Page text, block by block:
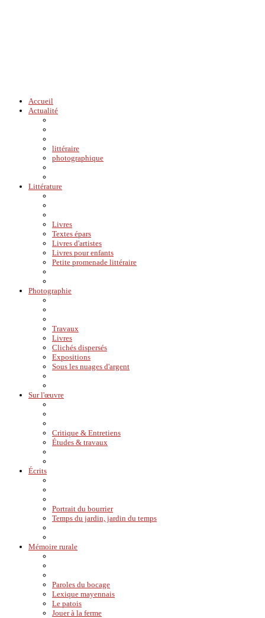
Accueil
Actualité
littéraire
photographique
Littérature
Livres
Textes épars
Livres d'artistes
Livres pour enfants
Petite promenade littéraire
Photographie
Travaux
Livres
Clichés dispersés
Expositions
Sous les nuages d'argent
Sur l'œuvre
Critique & Entretiens
Études & travaux
Écrits
Portrait du bourrier
Temps du jardin, jardin du temps
Mémoire rurale
Paroles du bocage
Lexique mayennais
Le patois
Jouer à la ferme